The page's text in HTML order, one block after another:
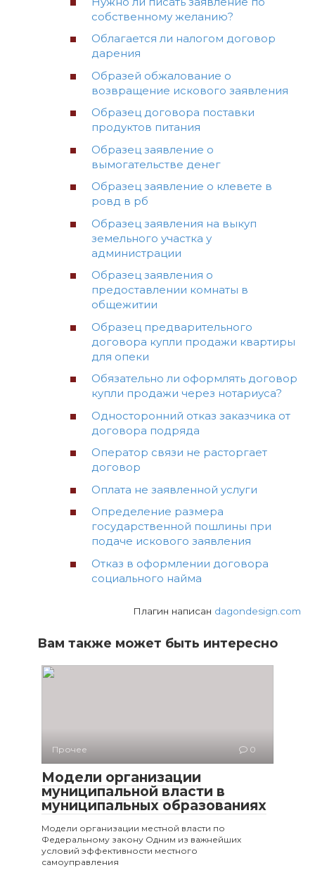
собственному желанию?
Облагается ли налогом договор
дарения
Образей обжалование о
возвращение искового заявления
Образец договора поставки
продуктов питания
Образец заявление о
вымогательстве денег
Образец заявление о клевете в
ровд в рб
Образец заявления на выкуп
земельного участка у
администрации
Образец заявления о
предоставлении комнаты в
общежитии
Образец предварительного
договора купли продажи квартиры
для опеки
Обязательно ли оформлять договор
купли продажи через нотариуса?
Односторонний отказ заказчика от
договора подряда
Оператор связи не расторгает
договор
Оплата не заявленной услуги
Определение размера
государственной пошлины при
подаче искового заявления
Отказ в оформлении договора
социального найма
Плагин написан dagondesign.com
Вам также может быть интересно
Прочее 0
Модели организации
муниципальной власти в
муниципальных образованиях
Модели организации местной власти по
Федеральному закону Одним из важнейших
условий эффективности местного
самоуправления